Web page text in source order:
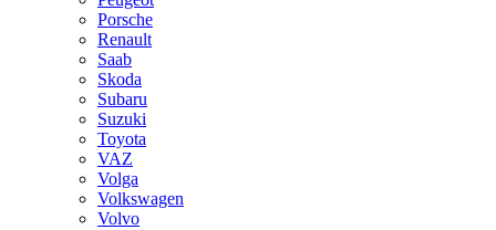
Porsche
Renault
Saab
Skoda
Subaru
Suzuki
Toyota
VAZ
Volga
Volkswagen
Volvo